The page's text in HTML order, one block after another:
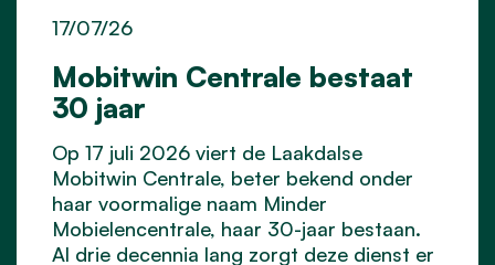
Mobitwin Centrale bestaat
30 jaar
17/07/26
Op 17 juli 2026 viert de Laakdalse
Mobitwin Centrale, beter bekend onder
haar voormalige naam Minder
Mobielencentrale, haar 30-jaar bestaan.
Al drie decennia lang zorgt deze dienst er